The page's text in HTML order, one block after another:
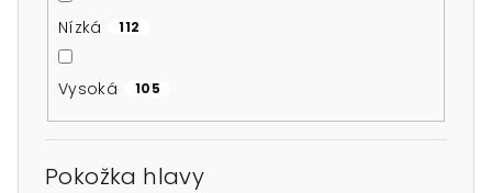
Nízká 112
Vysoká 105
Pokožka hlavy